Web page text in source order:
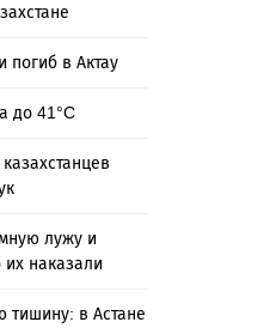
погиб в Актау
до 41°C
лужу и
наказали
тишину: в Астане